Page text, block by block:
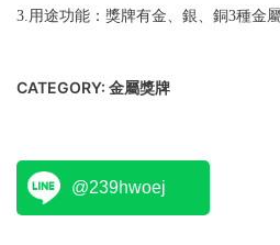
3.用途功能：獎牌有金、銀、銅3種金
CATEGORY: 金屬獎牌
@239hwoej